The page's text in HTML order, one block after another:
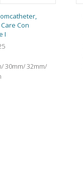
Con
I
30mm/ 32mm/